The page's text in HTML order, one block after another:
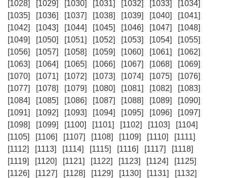
[1028]
[1029] [1030] [1031] [1032] [1033]
[1034]
[1035]
[1036] [1037] [1038] [1039] [1040]
[1041]
[1042]
[1043] [1044] [1045] [1046] [1047]
[1048]
[1049]
[1050] [1051] [1052] [1053] [1054]
[1055]
[1056]
[1057] [1058] [1059] [1060] [1061]
[1062]
[1063]
[1064] [1065] [1066] [1067] [1068]
[1069]
[1070]
[1071] [1072] [1073] [1074] [1075]
[1076]
[1077]
[1078] [1079] [1080] [1081] [1082]
[1083]
[1084]
[1085] [1086] [1087] [1088] [1089]
[1090]
[1091]
[1092] [1093] [1094] [1095] [1096]
[1097]
[1098]
[1099] [1100] [1101] [1102] [1103]
[1104]
[1105]
[1106] [1107] [1108] [1109] [1110]
[1111]
[1112]
[1113] [1114] [1115] [1116] [1117]
[1118]
[1119]
[1120] [1121] [1122] [1123] [1124]
[1125]
[1126]
[1127] [1128] [1129] [1130] [1131]
[1132]